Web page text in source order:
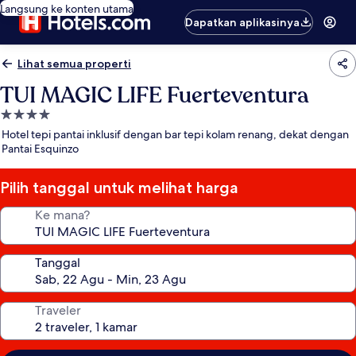
Langsung ke konten utama
Dapatkan aplikasinya
Lihat semua properti
TUI MAGIC LIFE Fuerteventura
Properti
bintang
4.0
Hotel tepi pantai inklusif dengan bar tepi kolam renang, dekat dengan
Pantai Esquinzo
Pilih tanggal untuk melihat harga
Ke mana?
Tanggal
Traveler